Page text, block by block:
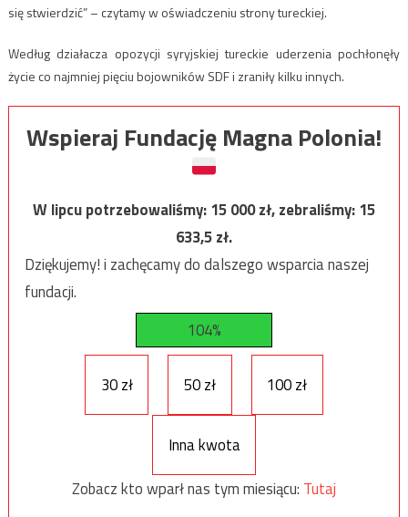
się stwierdzić” – czytamy w oświadczeniu strony tureckiej.
Według działacza opozycji syryjskiej tureckie uderzenia pochłonęły
życie co najmniej pięciu bojowników SDF i zraniły kilku innych.
Wspieraj Fundację Magna Polonia!
W lipcu potrzebowaliśmy:15 000zł, zebraliśmy:15
633,5zł.
Dziękujemy! i zachęcamy do dalszego wsparcia naszej
fundacji.
104%
30 zł 50 zł 100 zł
Inna kwota
Zobacz kto wparł nas tym miesiącu: Tutaj